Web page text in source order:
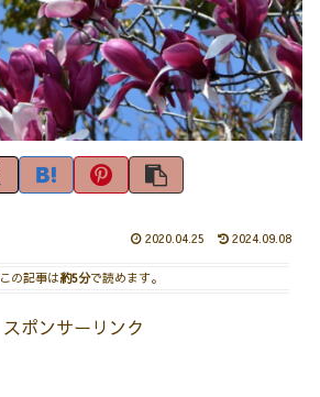
2020.04.25 2024.09.08
この記事は約5分で読めます。
スポンサーリンク